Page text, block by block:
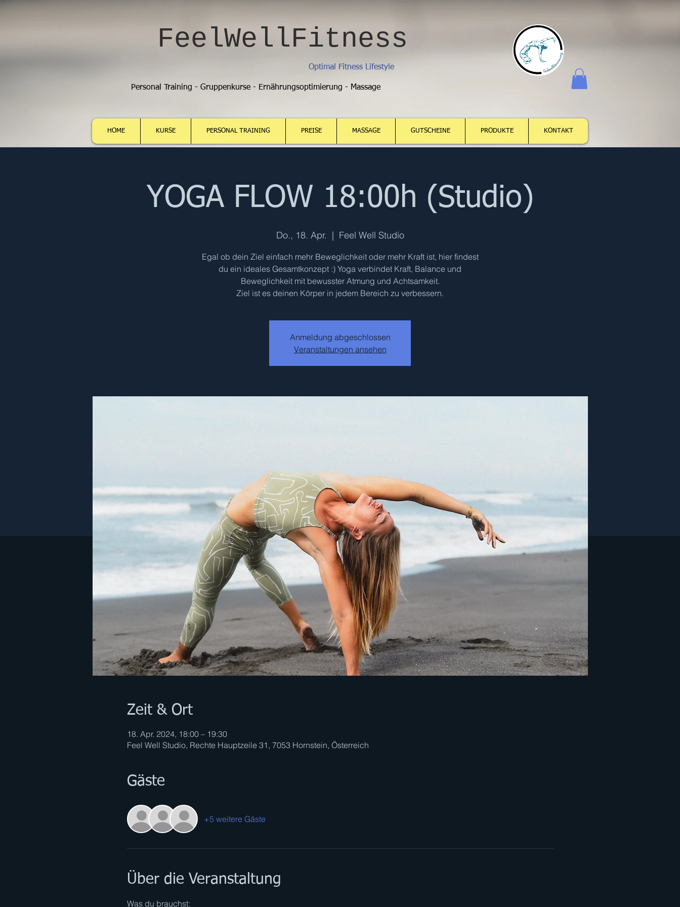
Optimal Fitness Lifestyle
FeelWellFitness
Personal Training - Gruppenkurse - Ernährungsoptimierung - Massage
Anmelden
HOME KURSE PERSONAL TRAINING PREISE MASSAGE GUTSCHEINE PRODUKTE KONTAKT
YOGA FLOW 18:00h (Studio)
Do., 18. Apr.
  |
Feel Well Studio
Egal ob dein Ziel einfach mehr Beweglichkeit oder mehr Kraft ist, hier findest
du ein ideales Gesamtkonzept :) Yoga verbindet Kraft, Balance und
Beweglichkeit mit bewusster Atmung und Achtsamkeit.
Ziel ist es deinen Körper in jedem Bereich zu verbessern.
Anmeldung abgeschlossen
Veranstaltungen ansehen
Zeit & Ort
18. Apr. 2024, 18:00 – 19:30
Feel Well Studio, Rechte Hauptzeile 31, 7053 Hornstein, Österreich
Gäste
+5 weitere Gäste
Über die Veranstaltung
Was du brauchst: